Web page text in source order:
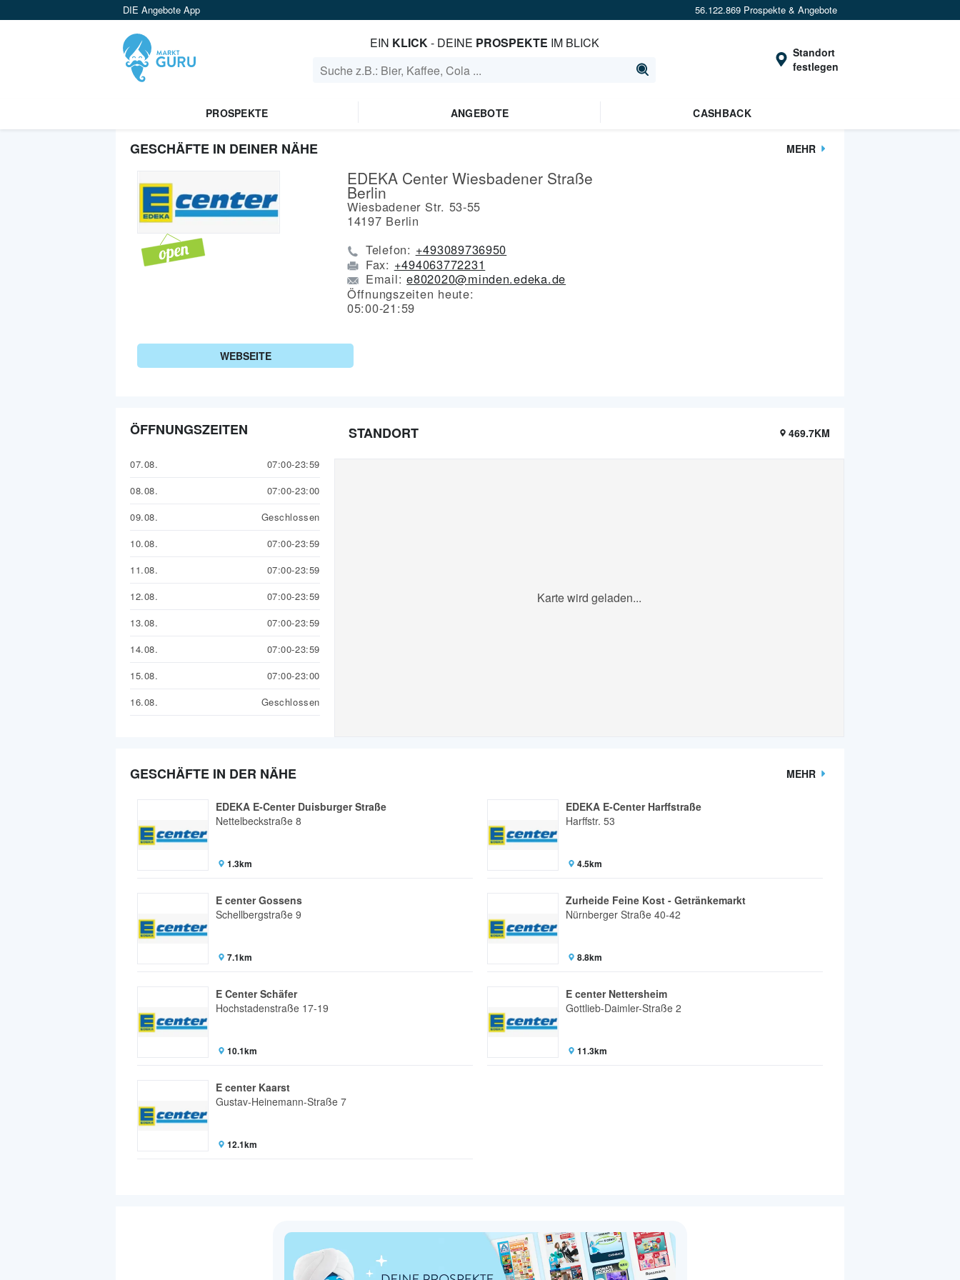
DIE Angebote App 56.122.869 Prospekte & Angebote
EIN KLICK- DEINE PROSPEKTE IM BLICK
Standort
festlegen
PROSPEKTE ANGEBOTE CASHBACK
GESCHÄFTE IN DEINER NÄHE MEHR
EDEKA Center Wiesbadener Straße
Berlin
Wiesbadener Str. 53-55
14197 Berlin
Telefon: +493089736950
Fax: +494063772231
Email:e802020@minden.edeka.de
Öffnungszeiten heute:
05:00-21:59
WEBSEITE
ÖFFNUNGSZEITEN
07.08.
07:00-23:59
08.08.
07:00-23:00
09.08.
Geschlossen
10.08.
07:00-23:59
11.08.
07:00-23:59
12.08.
07:00-23:59
13.08.
07:00-23:59
14.08.
07:00-23:59
15.08.
07:00-23:00
16.08.
Geschlossen
STANDORT 469.7KM
Karte wird geladen...
GESCHÄFTE IN DER NÄHE MEHR
EDEKA E-Center Duisburger Straße
Nettelbeckstraße 8
1.3km
EDEKA E-Center Harffstraße
Harffstr. 53
4.5km
E center Gossens
Schellbergstraße 9
7.1km
Zurheide Feine Kost - Getränkemarkt
Nürnberger Straße 40-42
8.8km
E Center Schäfer
Hochstadenstraße 17-19
10.1km
E center Nettersheim
Gottlieb-Daimler-Straße 2
11.3km
E center Kaarst
Gustav-Heinemann-Straße 7
12.1km